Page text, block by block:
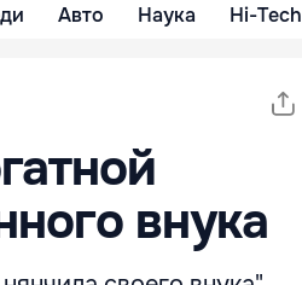
Авто Наука Hi-Tech
внука